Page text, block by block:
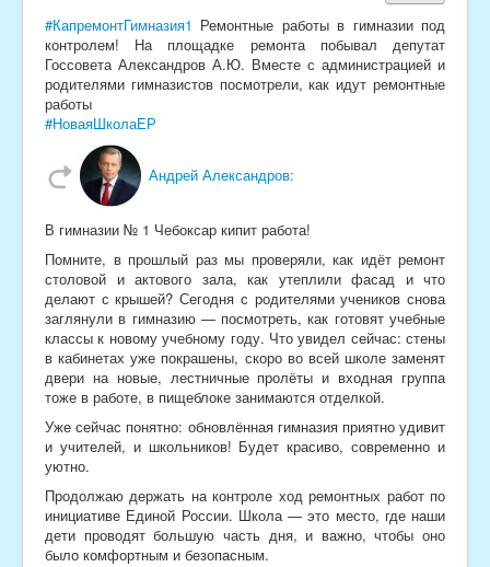
#КапремонтГимназия1 Ремонтные работы в гимназии под
контролем! На площадке ремонта побывал депутат
Госсовета Александров А.Ю. Вместе с администрацией и
родителями гимназистов посмотрели, как идут ремонтные
работы
#НоваяШколаЕР
Андрей Александров:
В гимназии № 1 Чебоксар кипит работа!
Помните, в прошлый раз мы проверяли, как идёт ремонт
столовой и актового зала, как утеплили фасад и что
делают с крышей? Сегодня с родителями учеников снова
заглянули в гимназию — посмотреть, как готовят учебные
классы к новому учебному году. Что увидел сейчас: стены
в кабинетах уже покрашены, скоро во всей школе заменят
двери на новые, лестничные пролёты и входная группа
тоже в работе, в пищеблоке занимаются отделкой.
Уже сейчас понятно: обновлённая гимназия приятно удивит
и учителей, и школьников! Будет красиво, современно и
уютно.
Продолжаю держать на контроле ход ремонтных работ по
инициативе Единой России. Школа — это место, где наши
дети проводят большую часть дня, и важно, чтобы оно
было комфортным и безопасным.